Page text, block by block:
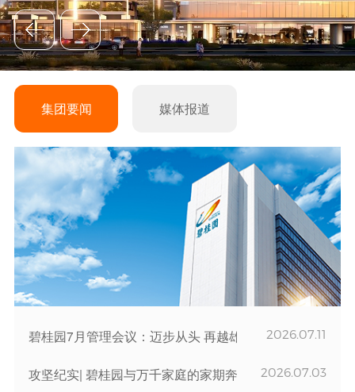
集团要闻 媒体报道
碧桂园7月管理会议：迈步从头 再越雄关 2026.07.11
攻坚纪实| 碧桂园与万千家庭的家期奔赴 2026.07.03